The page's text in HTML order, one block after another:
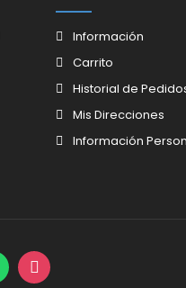
Información
Carrito
Historial de
Mis Direcciones
Información